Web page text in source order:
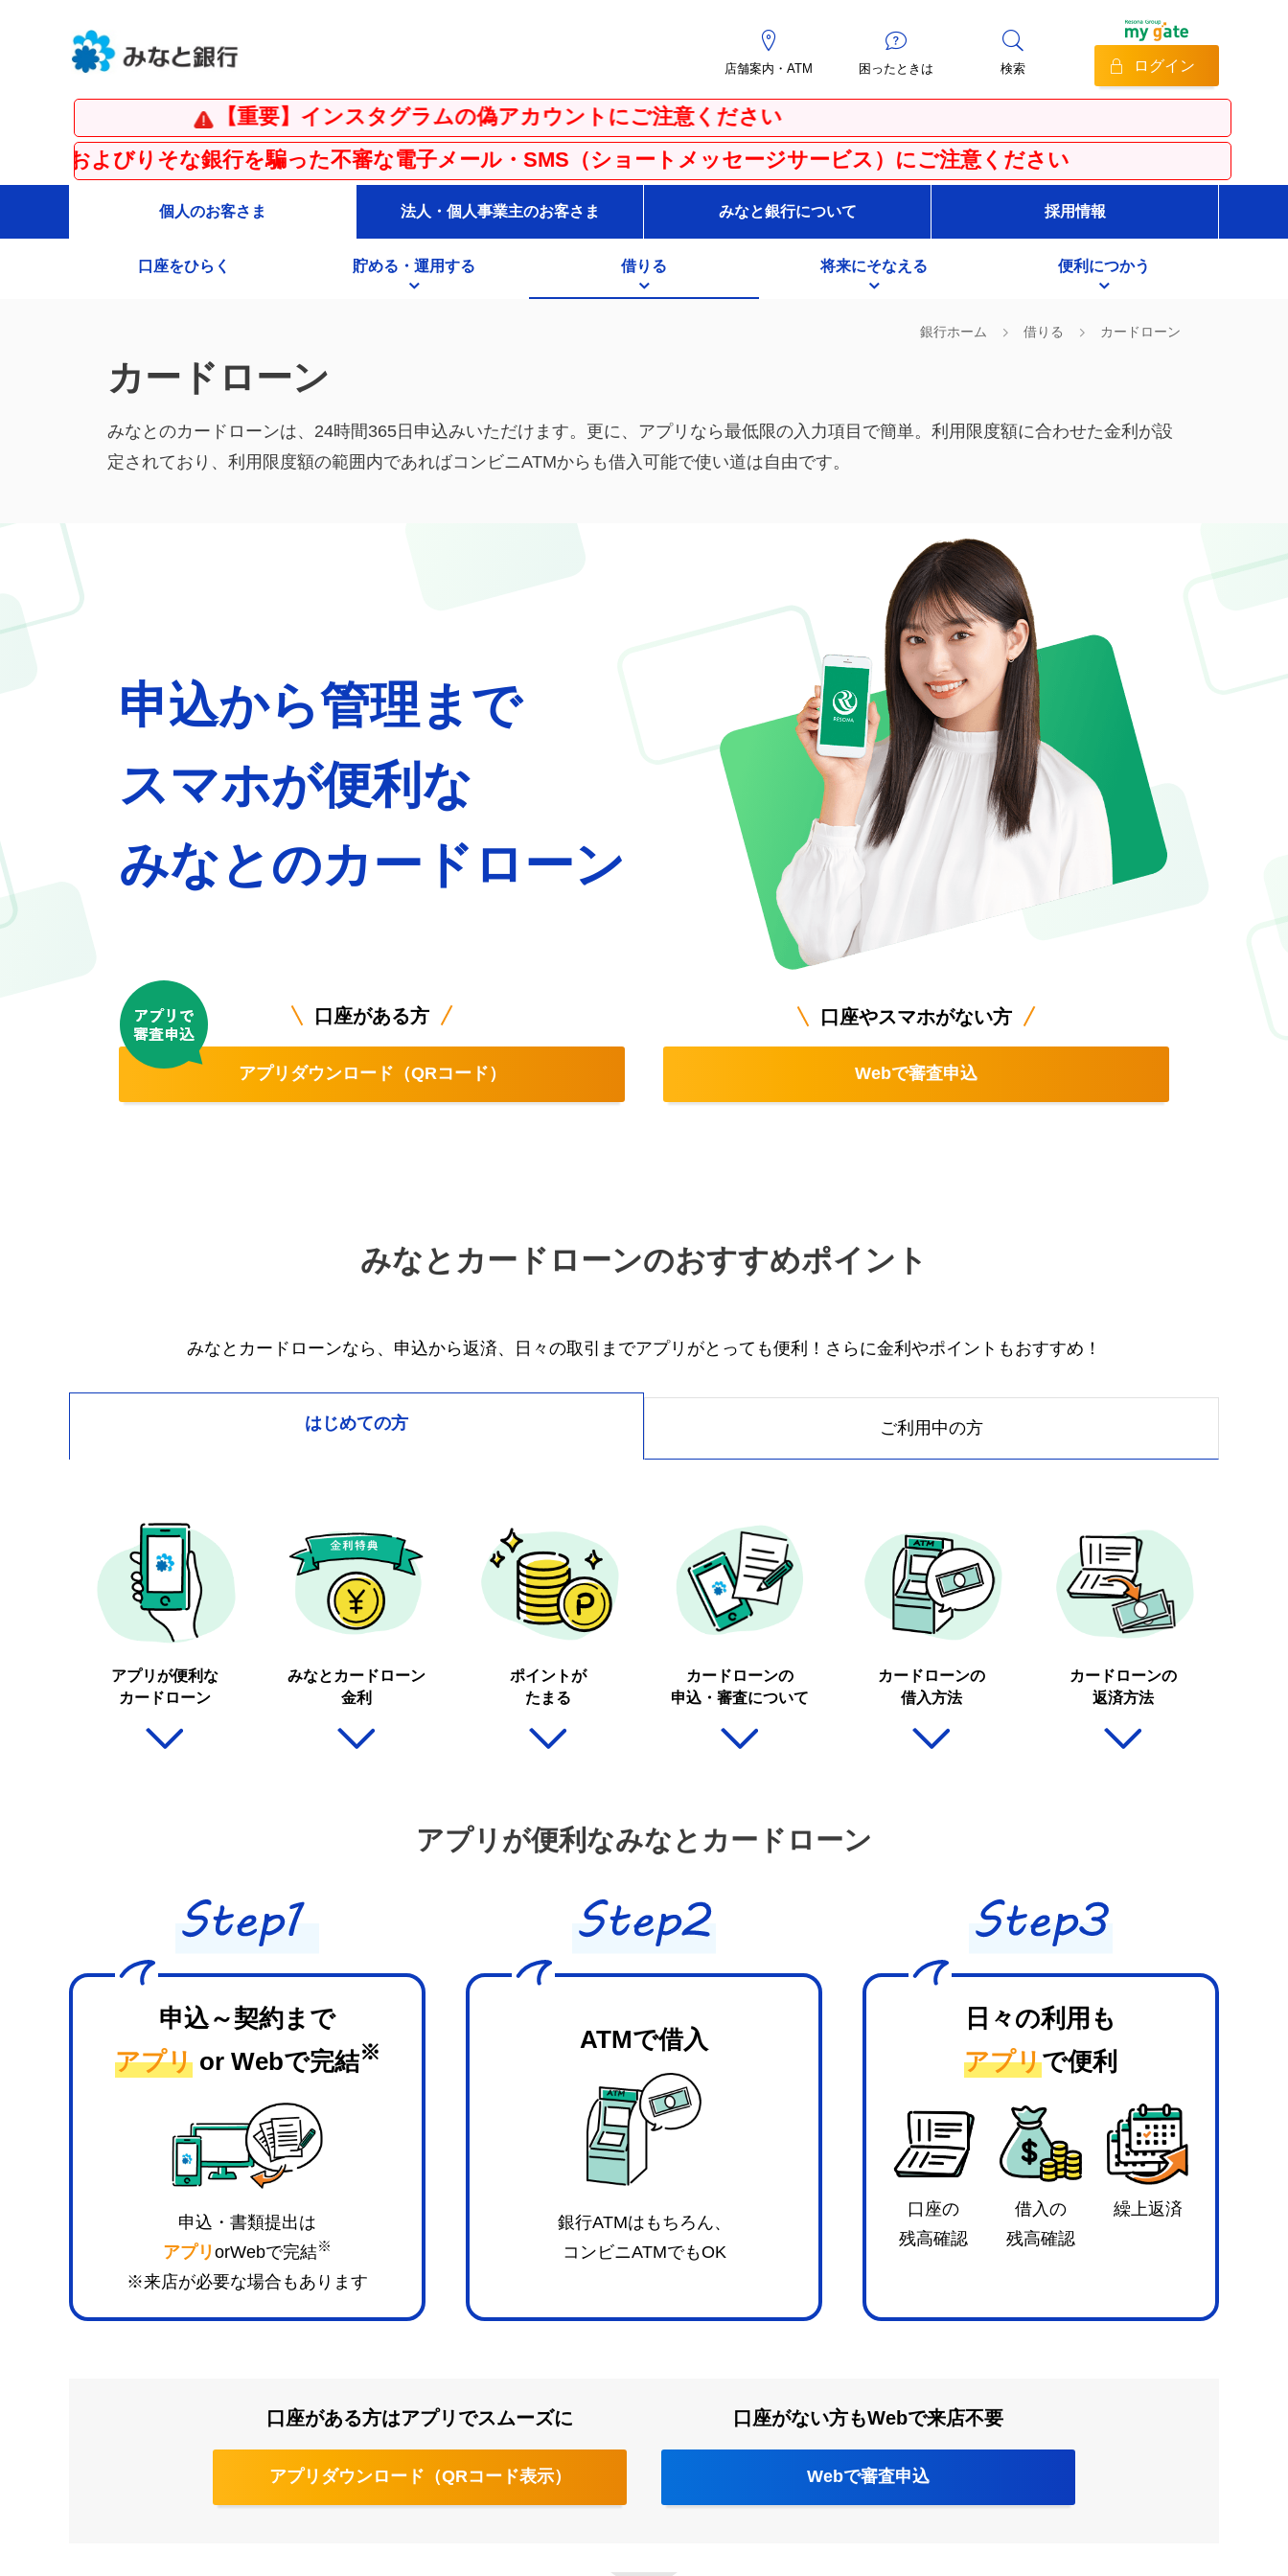
店舗案内・ATM 困ったときは 検索 ログイン
【重要】インスタグラムの偽アカウントにご注意ください
な銀行を騙った不審な電子メール・SMS（ショートメッセージサービス）にご注意ください
個人のお客さま 法人・個人事業主のお客さま みなと銀行について 採用情報
口座をひらく 貯める・運用する 借りる 将来にそなえる 便利につかう
銀行ホーム 借りる カードローン
カードローン
みなとのカードローンは、24時間365日申込みいただけます。更に、アプリなら最低限の入力項目で簡単。利用限度額に合わせた金利が設
定されており、利用限度額の範囲内であればコンビニATMからも借入可能で使い道は自由です。
申込から管理まで
スマホが便利な
みなとのカードローン
口座がある方
アプリダウンロード（QRコード）
口座やスマホがない方
Webで審査申込
みなとカードローンのおすすめポイント
みなとカードローンなら、申込から返済、日々の取引までアプリがとっても便利！ さらに金利やポイントもおすすめ！
はじめての方 ご利用中の方
アプリが便利な
カードローン
みなとカードローン
金利
ポイントが
たまる
カードローンの
申込・審査について
カードローンの
借入方法
カードローンの
返済方法
アプリが便利なみなとカードローン
申込～契約まで
アプリor Webで完結※
申込・書類提出は
アプリ orWebで完結※
※来店が必要な場合もあります
ATMで借入
銀行ATMはもちろん、
コンビニATMでもOK
日々の利用も
アプリで便利
口座の
残高確認
借入の
残高確認
繰上返済
口座がある方はアプリでスムーズに
アプリダウンロード （QRコード表示）
口座がない方もWebで来店不要
Webで審査申込